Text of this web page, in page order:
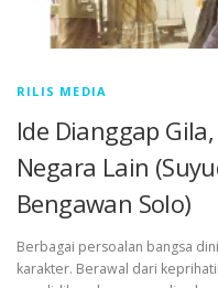
RILIS MEDIA
Ide Dianggap
Negara Lain
Bengawan Solo)
Berbagai persoalan bangsa
karakter. Berawal dari